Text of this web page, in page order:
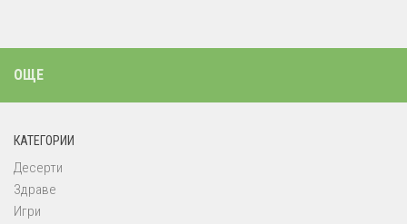
ОЩЕ
КАТЕГОРИИ
Десерти
Здраве
Игри